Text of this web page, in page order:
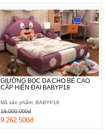
GIƯỜNG BỌC DA CHO BÉ CAO
CẤP HIỆN ĐẠI BABYP18
Mã sản phẩm: BABYP18
9.262.500đ
18.000.000đ